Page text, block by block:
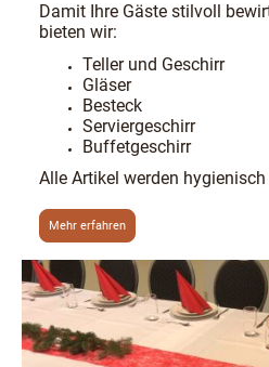
Damit Ihre Gäste stilvoll
bieten wir:
Teller und Geschirr
Gläser
Besteck
Serviergeschirr
Buffetgeschirr
Alle Artikel werden
Mehr erfahren